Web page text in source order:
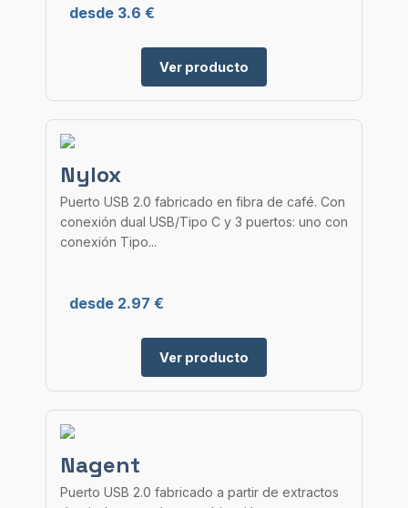
desde 3.6 €
Ver producto
Nylox
Puerto USB 2.0 fabricado en fibra de café. Con
conexión dual USB/Tipo C y 3 puertos: uno con
conexión Tipo...
desde 2.97 €
Ver producto
Nagent
Puerto USB 2.0 fabricado a partir de extractos